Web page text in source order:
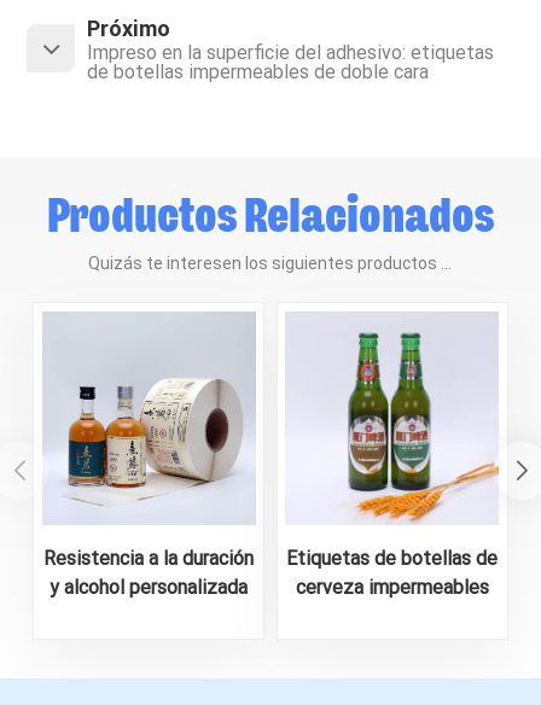
Próximo
Impreso en la superficie del adhesivo: etiquetas
de botellas impermeables de doble cara
Productos Relacionados
Quizás te interesen los siguientes productos ...
Resistencia a la duración
y alcohol personalizada
Etiquetas de botellas de
cerveza impermeables